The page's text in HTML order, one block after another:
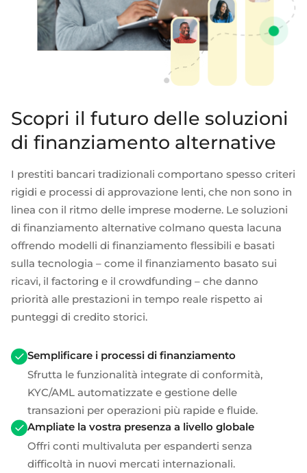
Selezionate e collegate i moduli di cui avete
bisogno tramite un'unica serie di API.
Scopri il futuro delle soluzioni
di finanziamento alternative
I prestiti bancari tradizionali comportano spesso criteri
rigidi e processi di approvazione lenti, che non sono in
linea con il ritmo delle imprese moderne. Le soluzioni
di finanziamento alternative colmano questa lacuna
offrendo modelli di finanziamento flessibili e basati
sulla tecnologia – come il finanziamento basato sui
ricavi, il factoring e il crowdfunding – che danno
priorità alle prestazioni in tempo reale rispetto ai
punteggi di credito storici.
Semplificare i processi di finanziamento
Sfrutta le funzionalità integrate di conformità,
KYC/AML automatizzate e gestione delle
transazioni per operazioni più rapide e fluide.
Ampliate la vostra presenza a livello globale
Offri conti multivaluta per espanderti senza
difficoltà in nuovi mercati internazionali.